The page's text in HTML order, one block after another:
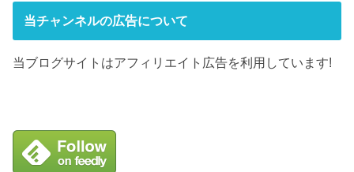
当チャンネルの広告について
当ブログサイトはアフィリエイト広告を利用しています!